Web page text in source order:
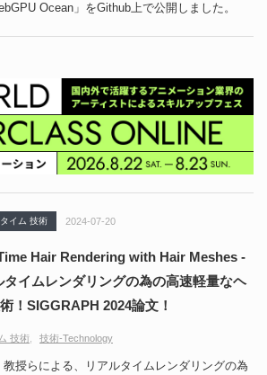
Ocean」をGithub上で公開しました。
イム 技術 2024-07-20
Hair Rendering with Hair Meshes -
タイムレンダリングの為の高速軽量なヘ
！SIGGRAPH 2024論文！
技術 技術-Technology
授らによる、リアルタイムレンダリングの為